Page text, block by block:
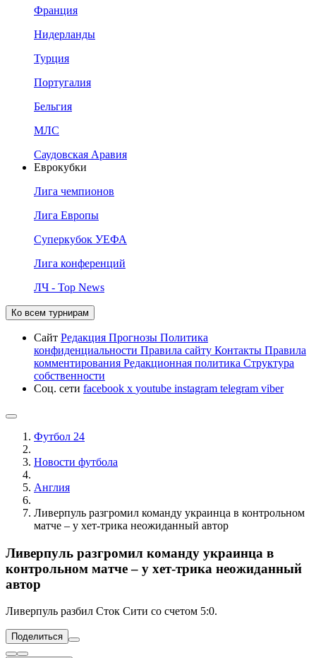
Франция
Нидерланды
Турция
Португалия
Бельгия
МЛС
Саудовская Аравия
Еврокубки
Лига чемпионов
Лига Европы
Суперкубок УЕФА
Лига конференций
ЛЧ - Top News
Ко всем турнирам
Сайт Редакция Прогнозы Политика
конфиденциальности Правила сайту Контакты Правила
комментирования Редакционная политика Структура
собственности
Соц. сети facebook x youtube instagram telegram viber
Футбол 24
Новости футбола
Англия
Ливерпуль разгромил команду украинца в контрольном
матче – у хет-трика неожиданный автор
Ливерпуль разгромил команду украинца в
контрольном матче – у хет-трика неожиданный
автор
Ливерпуль разбил Сток Сити со счетом 5:0.
Поделиться